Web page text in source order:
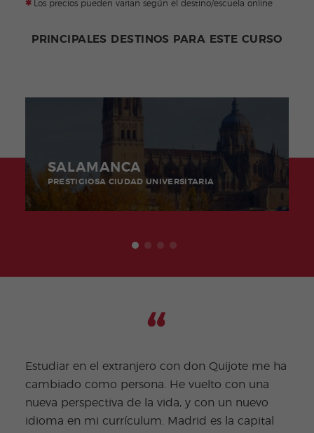
*Los precios pueden varian según el destino/escuela online
PRINCIPALES DESTINOS PARA ESTE CURSO
SALAMANCA
PRESTIGIOSA CIUDAD UNIVERSITARIA
Estudiar en el extranjero con don Quijote me ha
cambiado como persona. He vuelto con una
nueva perspectiva de la vida, y con un nuevo
idioma en mi currículum. Madrid es la capital